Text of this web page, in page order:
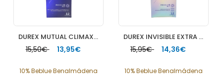
DUREX MUTUAL CLIMAX PRESERVATIVOS 12 U
15,50€ 13,95€
10% Beblue Benalmádena
DUREX INVISIBLE EXTRA FINO EXTRA SENSITIVO PRESE 12 U
15,95€ 14,36€
10% Beblue Benalmádena